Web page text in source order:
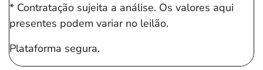
* Contratação sujeita a análise. Os valores aqui
presentes podem variar no leilão.
Plataforma segura.